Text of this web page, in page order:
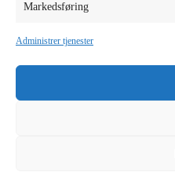
Markedsføring
Administrer tjenester